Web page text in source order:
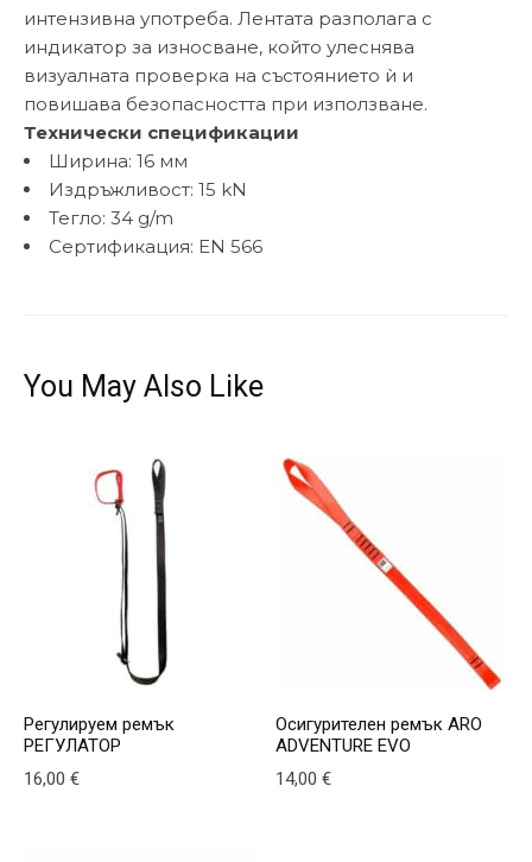
интензивна употреба. Лентата разполага с
индикатор за износване, който улеснява
визуалната проверка на състоянието ѝ и
повишава безопасността при използване.
Технически спецификации
Ширина: 16 мм
Издръжливост: 15 kN
Тегло: 34 g/m
Сертификация: EN 566
You May Also Like
Регулируем ремък
РЕГУЛАТОР
16,00 €
Осигурителен ремък ARO
ADVENTURE EVO
14,00€